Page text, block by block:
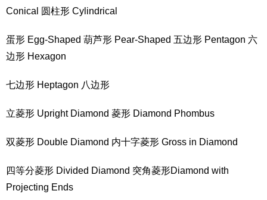
Conical 圆柱形 Cylindrical
蛋形 Egg-Shaped 葫芦形 Pear-Shaped 五边形 Pentagon 六
边形 Hexagon
七边形 Heptagon 八边形
立菱形 Upright Diamond 菱形 Diamond Phombus
双菱形 Double Diamond 内十字菱形 Gross in Diamond
四等分菱形 Divided Diamond 突角菱形Diamond with
Projecting Ends